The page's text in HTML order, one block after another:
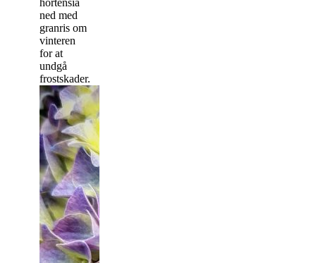
ned med
granris om
vinteren
for at
undgå
frostskader.